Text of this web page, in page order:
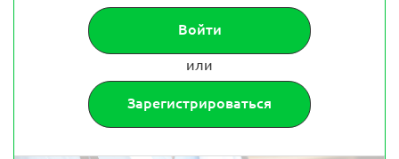
Войти
или
Зарегистрироваться